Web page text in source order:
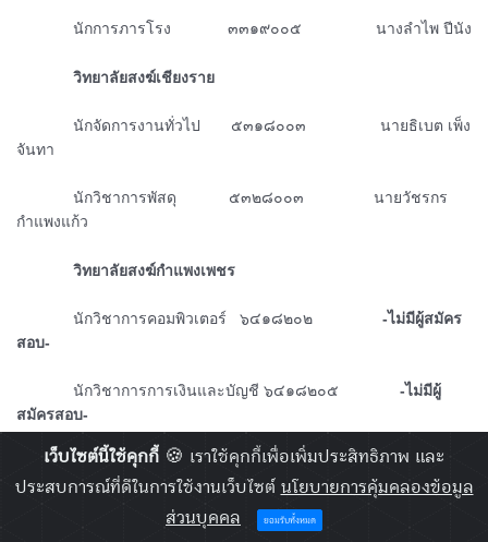
ᅠᅠᅠᅠนักการภารโรง ๓๓๑๙๐๐๕ นางลำไพ ปีนัง
ᅠᅠᅠᅠวิทยาลัยสงฆ์เชียงราย
ᅠᅠᅠᅠนักจัดการงานทั่วไป ๕๓๑๘๐๐๓ นายธิเบต เพ็ง
จันทา
ᅠᅠᅠᅠนักวิชาการพัสดุ ๕๓๒๘๐๐๓ นายวัชรกร
กำแพงแก้ว
ᅠᅠᅠᅠวิทยาลัยสงฆ์กำแพงเพชร
ᅠᅠᅠᅠนักวิชาการคอมพิวเตอร์ ๖๔๑๘๒๐๒ -ไม่มีผู้สมัคร
สอบ-
ᅠᅠᅠᅠนักวิชาการการเงินและบัญชี ๖๔๑๘๒๐๕ -ไม่มีผู้
สมัครสอบ-
ᅠᅠᅠᅠนักวิชาการศึกษา ๖๔๑๘๒๐๖-ไม่มีผู้สมัคร
สอบ-
เว็บไซต์นี้ใช้คุกกี้ 🍪 เราใช้คุกกี้เพื่อเพิ่มประสิทธิภาพ และ
ประสบการณ์ที่ดีในการใช้งานเว็บไซต์ นโยบายการคุ้มคลองข้อมูล
ส่วนบุคคล
ยอมรับทั้งหมด